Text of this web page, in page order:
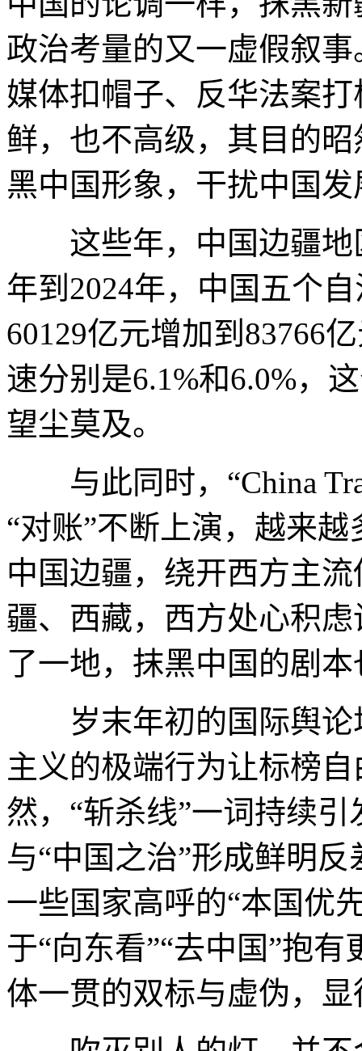
政治考量的又一虚假叙
媒体扣帽子、反华法案
鲜，也不高级，其目的
黑中国形象，干扰中国
这些年，中国边疆地
年到2024年，中国五个
60129亿元增加到83766
速分别是6.1%和6.0%，
望尘莫及。
与此同时，“China
“对账”不断上演，越来
中国边疆，绕开西方主
疆、西藏，西方处心积
了一地，抹黑中国的剧
岁末年初的国际舆论
主义的极端行为让标榜
然，“斩杀线”一词持续
与“中国之治”形成鲜明
一些国家高呼的“本国优
于“向东看”“去中国”抱
体一贯的双标与虚伪，